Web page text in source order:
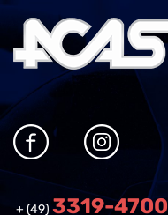
+ (49) 3319-4700